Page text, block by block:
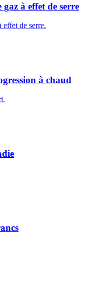
à effet de serre
effet de serre.
à chaud